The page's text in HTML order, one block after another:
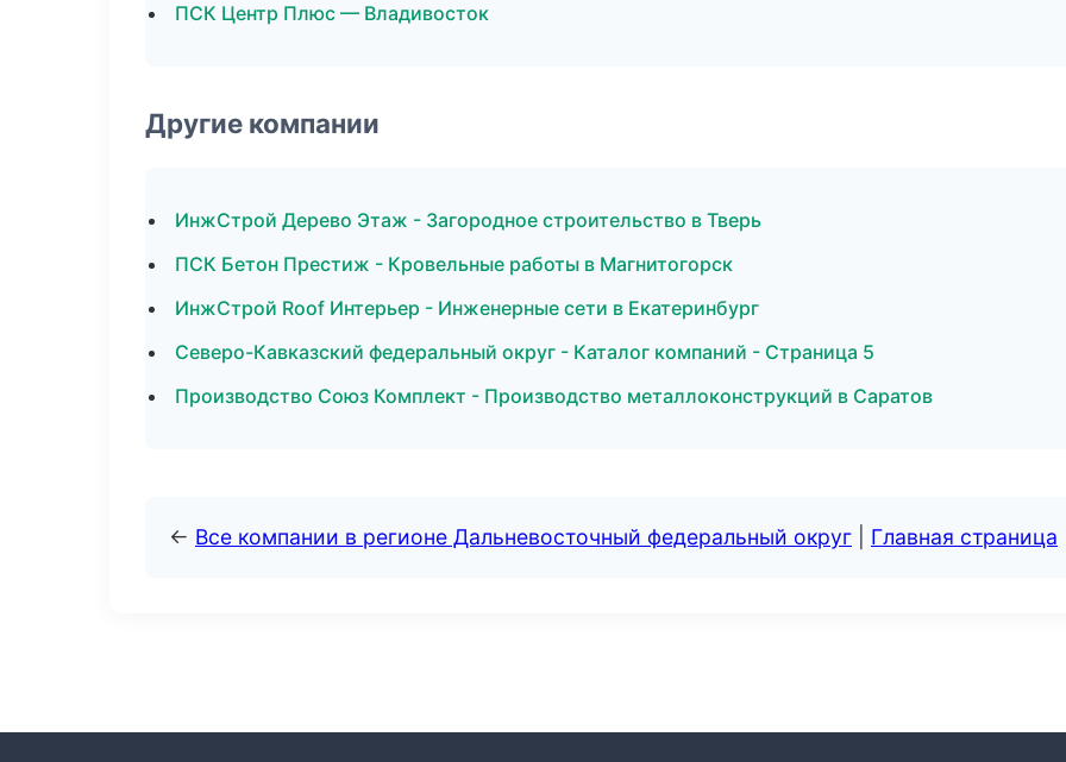
ПСК Центр Плюс — Владивосток
Другие компании
ИнжСтрой Дерево Этаж - Загородное строительство в Тверь
ПСК Бетон Престиж - Кровельные работы в Магнитогорск
ИнжСтрой Roof Интерьер - Инженерные сети в Екатеринбург
Северо-Кавказский федеральный округ - Каталог компаний - Страница 5
Производство Союз Комплект - Производство металлоконструкций в Саратов
← Все компании в регионе Дальневосточный федеральный округ Главная страница